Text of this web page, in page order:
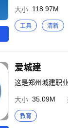
大小 118.97M
工具 清新
爱城建
这是郑州城建职
大小 35.09M
教育